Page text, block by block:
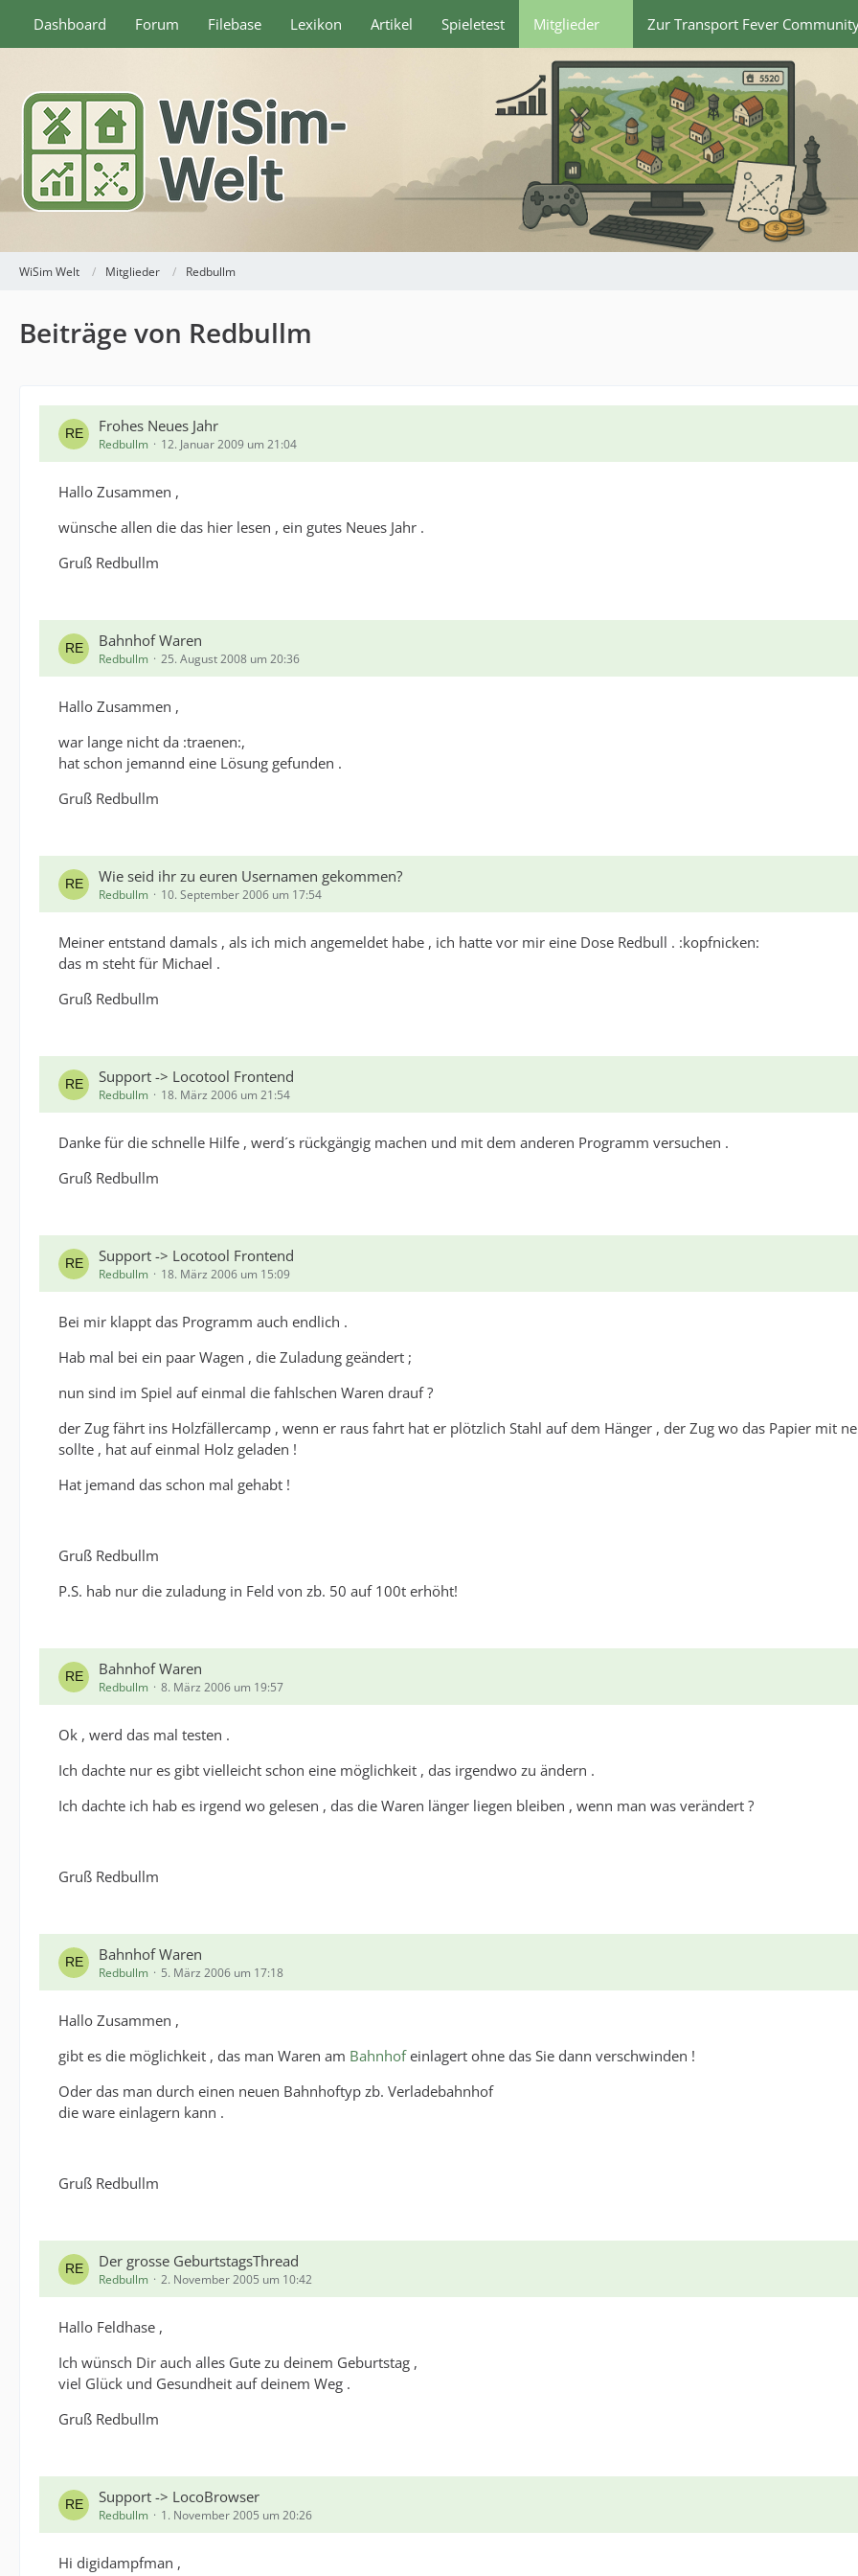
Dashboard Forum Filebase Lexikon Artikel Spieletest Mitglieder Zur Transport Fever
WiSim Welt Mitglieder Redbullm
Beiträge von Redbullm
Frohes Neues Jahr
Redbullm 12. Januar 2009 um 21:04
Hallo Zusammen ,
wünsche allen die das hier lesen , ein gutes Neues Jahr .
Gruß Redbullm
Bahnhof Waren
Redbullm 25. August 2008 um 20:36
Hallo Zusammen ,
war lange nicht da :traenen:,
hat schon jemannd eine Lösung gefunden .
Gruß Redbullm
Wie seid ihr zu euren Usernamen gekommen?
Redbullm 10. September 2006 um 17:54
Meiner entstand damals , als ich mich angemeldet habe , ich hatte vor mir eine Dose Redbull . :kopfnicken:
das m steht für Michael .
Gruß Redbullm
Support -> Locotool Frontend
Redbullm 18. März 2006 um 21:54
Danke für die schnelle Hilfe , werd´s rückgängig machen und mit dem anderen Programm versuchen .
Gruß Redbullm
Support -> Locotool Frontend
Redbullm 18. März 2006 um 15:09
Bei mir klappt das Programm auch endlich .
Hab mal bei ein paar Wagen , die Zuladung geändert ;
nun sind im Spiel auf einmal die fahlschen Waren drauf ?
der Zug fährt ins Holzfällercamp , wenn er raus fahrt hat er plötzlich Stahl auf dem Hänger , der Zug wo das Papier mit
sollte , hat auf einmal Holz geladen !
Hat jemand das schon mal gehabt !
Gruß Redbullm
P.S. hab nur die zuladung in Feld von zb. 50 auf 100t erhöht!
Bahnhof Waren
Redbullm 8. März 2006 um 19:57
Ok , werd das mal testen .
Ich dachte nur es gibt vielleicht schon eine möglichkeit , das irgendwo zu ändern .
Ich dachte ich hab es irgend wo gelesen , das die Waren länger liegen bleiben , wenn man was verändert ?
Gruß Redbullm
Bahnhof Waren
Redbullm 5. März 2006 um 17:18
Hallo Zusammen ,
gibt es die möglichkeit , das man Waren am Bahnhofeinlagert ohne das Sie dann verschwinden !
Oder das man durch einen neuen Bahnhoftyp zb. Verladebahnhof
die ware einlagern kann .
Gruß Redbullm
Der grosse GeburtstagsThread
Redbullm 2. November 2005 um 10:42
Hallo Feldhase ,
Ich wünsch Dir auch alles Gute zu deinem Geburtstag ,
viel Glück und Gesundheit auf deinem Weg .
Gruß Redbullm
Support -> LocoBrowser
Redbullm 1. November 2005 um 20:26
Hi digidampfman ,